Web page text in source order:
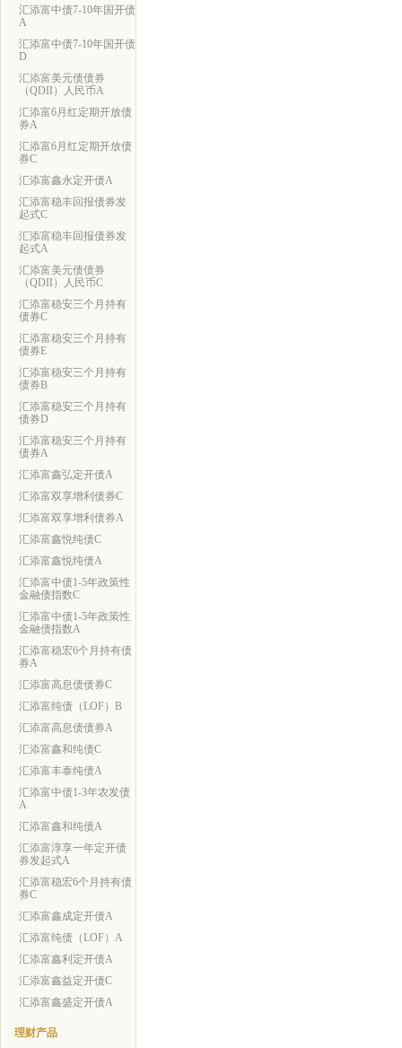
汇添富中债7-10年国开债
A
汇添富中债7-10年国开债
D
汇添富美元债债券
（QDII）人民币A
汇添富6月红定期开放债
券A
汇添富6月红定期开放债
券C
汇添富鑫永定开债A
汇添富稳丰回报债券发
起式C
汇添富稳丰回报债券发
起式A
汇添富美元债债券
（QDII）人民币C
汇添富稳安三个月持有
债券C
汇添富稳安三个月持有
债券E
汇添富稳安三个月持有
债券B
汇添富稳安三个月持有
债券D
汇添富稳安三个月持有
债券A
汇添富鑫弘定开债A
汇添富双享增利债券C
汇添富双享增利债券A
汇添富鑫悦纯债C
汇添富鑫悦纯债A
汇添富中债1-5年政策性
金融债指数C
汇添富中债1-5年政策性
金融债指数A
汇添富稳宏6个月持有债
券A
汇添富高息债债券C
汇添富纯债（LOF）B
汇添富高息债债券A
汇添富鑫和纯债C
汇添富丰泰纯债A
汇添富中债1-3年农发债
A
汇添富鑫和纯债A
汇添富淳享一年定开债
券发起式A
汇添富稳宏6个月持有债
券C
汇添富鑫成定开债A
汇添富纯债（LOF）A
汇添富鑫利定开债A
汇添富鑫益定开债C
汇添富鑫盛定开债A
理财产品